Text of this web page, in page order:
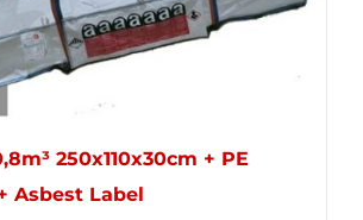
250x110x30cm + PE
Asbest Label